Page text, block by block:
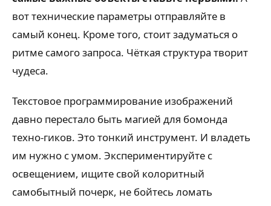
вот технические параметры отправляйте в
самый конец. Кроме того, стоит задуматься о
ритме самого запроса. Чёткая структура творит
чудеса.
Текстовое программирование изображений
давно перестало быть магией для бомонда
техно-гиков. Это тонкий инструмент. И владеть
им нужно с умом. Экспериментируйте с
освещением, ищите свой колоритный
самобытный почерк, не бойтесь ломать